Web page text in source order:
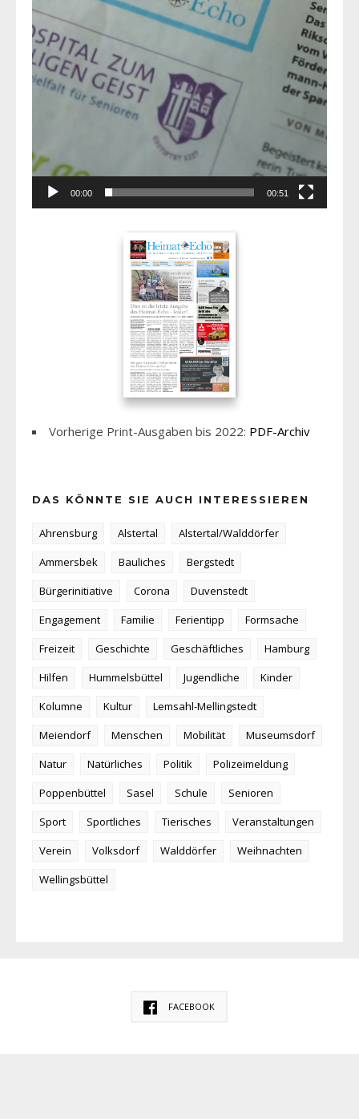
00:00 00:51
Vorherige Print-Ausgaben bis 2022: PDF-Archiv
DAS KÖNNTE SIE AUCH INTERESSIEREN
Ahrensburg Alstertal
Alstertal/Walddörfer
Ammersbek
Bauliches
Bergstedt
Bürgerinitiative
Corona
Duvenstedt
Engagement
Familie Ferientipp
Formsache
Freizeit
Geschichte Geschäftliches
Hamburg
Hilfen
Hummelsbüttel Jugendliche
Kinder
Kolumne
Kultur
Lemsahl-Mellingstedt
Meiendorf
Menschen Mobilität
Museumsdorf
Natur
Natürliches Politik
Polizeimeldung
Poppenbüttel
Sasel Schule
Senioren
Sport
Sportliches Tierisches
Veranstaltungen
Verein
Volksdorf Walddörfer
Weihnachten
Wellingsbüttel
FACEBOOK